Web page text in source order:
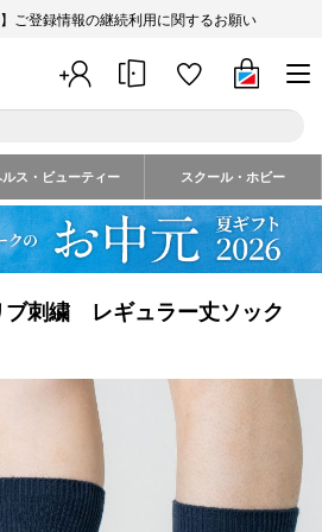
】ご登録情報の継続利用に関するお願い
ルス・ビューティー スクール・ホビー
刺繍 レギュラー丈ソック